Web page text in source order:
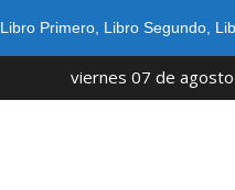
Libro Primero, Libro Segundo,
viernes 07 de